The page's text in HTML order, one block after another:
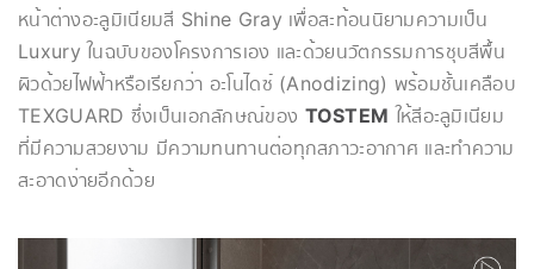
หน้าต่างอะลูมิเนียมสี Shine Gray เพื่อสะท้อนนิยามความเป็น
Luxury ในฉบับของโครงการเอง และด้วยนวัตกรรมการชุบสีพื้น
ผิวด้วยไฟฟ้าหรือเรียกว่า อะโนไดซ์ (Anodizing) พร้อมชั้นเคลือบ
TEXGUARD ซึ่งเป็นเอกลักษณ์ของ TOSTEM ให้สีอะลูมิเนียม
ที่มีความสวยงาม มีความทนทานต่อทุกสภาวะอากาศ และทำความ
สะอาดง่ายอีกด้วย